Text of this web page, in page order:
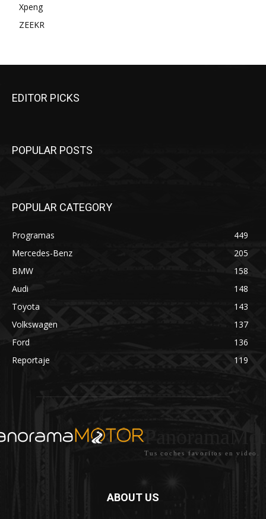
Xpeng
ZEEKR
EDITOR PICKS
POPULAR POSTS
POPULAR CATEGORY
Programas
449
Mercedes-Benz
205
BMW
158
Audi
148
Toyota
143
Volkswagen
137
Ford
136
Reportaje
119
Tus coches favoritos en video.
ABOUT US